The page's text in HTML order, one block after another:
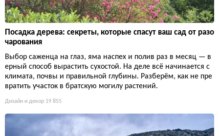
Посадка дерева: секреты, которые спасут ваш сад от разо
чарования
Выбор саженца на глаз, яма наспех и полив раз в месяц — в
ерный способ вырастить сухостой. На деле всё начинается с
климата, почвы и правильной глубины. Разберём, как не пре
вратить участок в братскую могилу растений.
Дизайн и декор 19 855